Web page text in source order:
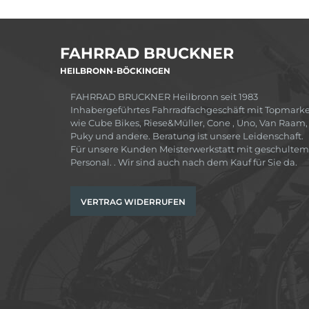
FAHRRAD BRUCKNER
HEILBRONN-BÖCKINGEN
FAHRRAD BRUCKNER Heilbronn seit 1983
Inhabergeführtes Fahrradfachgeschäft mit
wie Cube Bikes, Riese&Müller, Cone , Uno, Van Raam,
Puky und andere. Beratung ist unsere Leidenschaft.
Für unsere Kunden Meisterwerkstatt mit geschultem
Personal. . Wir sind auch nach dem Kauf für Sie da.
VERTRAG WIDERRUFEN